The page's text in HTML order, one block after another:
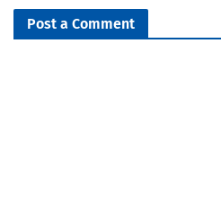
Post a Comment